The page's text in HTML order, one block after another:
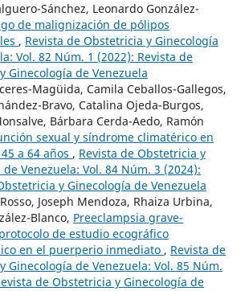
Sánchez, Leonardo González-
de malignización de pólipos
, Revista de Obstetricia y Ginecología
Vol. 82 Núm. 1 (2022): Revista de
Ginecología de Venezuela
Magüida, Camila Ceballos-Gallegos,
Bravo, Catalina Ojeda-Burgos,
Bárbara Cerda-Aedo, Ramón
sexual y síndrome climatérico en
a 64 años , Revista de Obstetricia y
Venezuela: Vol. 84 Núm. 3 (2024):
y Ginecología de Venezuela
Joseph Mendoza, Rhaiza Urbina,
Blanco, Preeclampsia grave-
de estudio ecográfico
en el puerperio inmediato , Revista de
Ginecología de Venezuela: Vol. 85 Núm.
de Obstetricia y Ginecología de